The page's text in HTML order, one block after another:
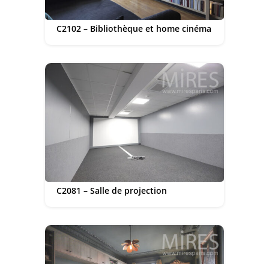
C2102 – Bibliothèque et home cinéma
C2081 – Salle de projection